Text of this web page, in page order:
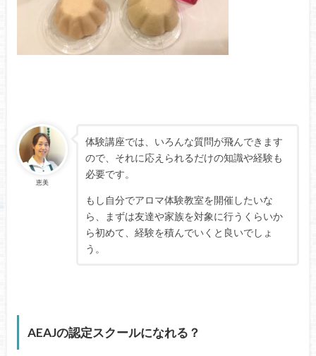
恵美
体験講座では、いろんな質問が飛んできます
ので、それに応えられるだけの知識や経験も
必要です。
もし自分でアロマ体験教室を開催したいな
ら、まずは友達や家族を対象に行うくらいか
ら初めて、経験を積んでいくと良いでしょ
う。
AEAJの認定スクールになれる？